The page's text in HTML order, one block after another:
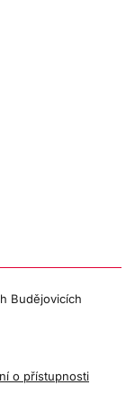
Budějovicích
o přístupnosti